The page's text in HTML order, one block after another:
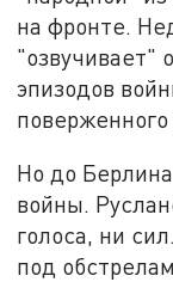
на фронте.
"озвучивает"
эпизодов
поверженного
Но до
войны.
голоса, ни
под